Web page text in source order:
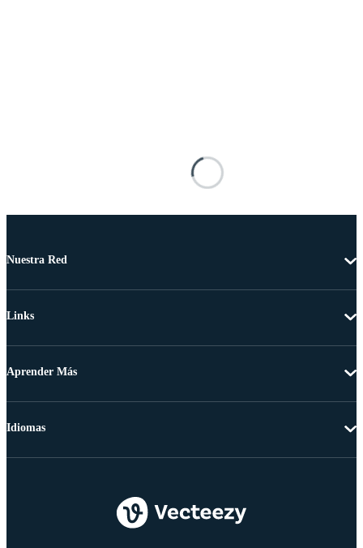
Nuestra Red
Links
Aprender Más
Idiomas